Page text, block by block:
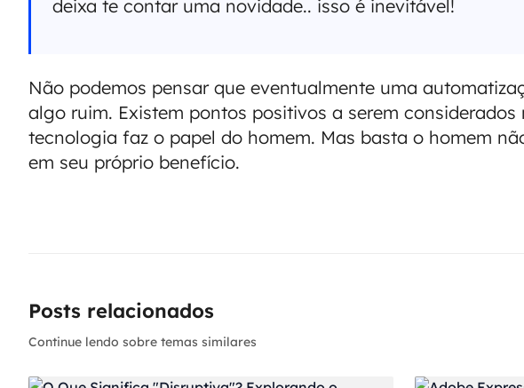
deixa te contar uma novidade.. isso é inevitável!
Não podemos pensar que eventualmente uma
algo ruim. Existem pontos positivos a serem considerados
tecnologia faz o papel do homem. Mas basta o homem
em seu próprio benefício.
Posts relacionados
Continue lendo sobre temas similares